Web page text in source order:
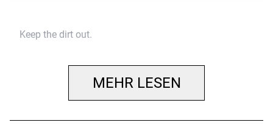
Keep the dirt out.
MEHR LESEN